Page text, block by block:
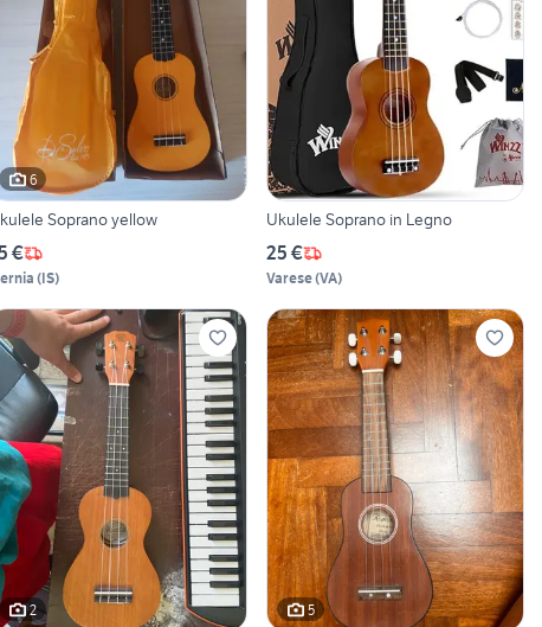
6
Soprano yellow
€
(IS)
Ukulele Soprano in Legno
25 €
Varese(VA)
2 5